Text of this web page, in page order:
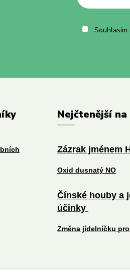
Souhlasím
Nejčtenější
Zázrak jménem
Oxid dusnatý NO
Čínské houby a
účinky
Změna jídelníčku